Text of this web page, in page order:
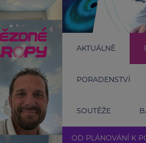
AKTUÁLNĚ
PORADENSTVÍ
SOUTĚŽE
OD PLÁNOVÁNÍ K